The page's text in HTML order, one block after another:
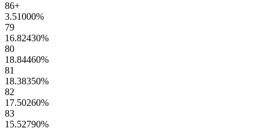
86+
3.51000%
79
16.82430%
80
18.84460%
81
18.38350%
82
17.50260%
83
15.52790%